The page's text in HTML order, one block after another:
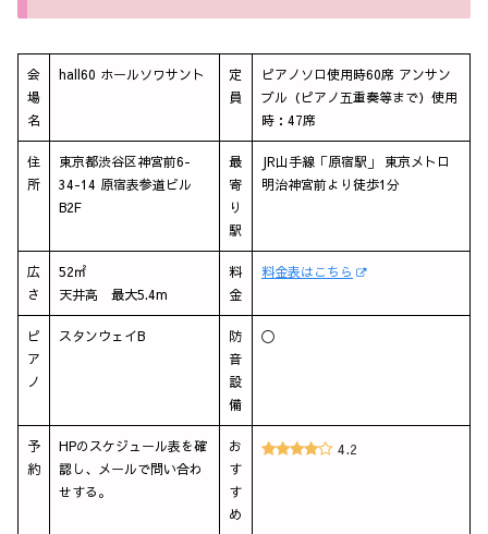
会
場
名
hall60 ホールソワサント
定
員
ピアノソロ使用時60席 アンサン
ブル（ピアノ五重奏等まで）使用
時：47席
住
所
東京都渋谷区神宮前6-
34-14 原宿表参道ビル
B2F
最
寄
り
駅
JR山手線「原宿駅」 東京メトロ
明治神宮前より徒歩1分
広
さ
52㎡
天井高 最大5.4m
料
金
料金表はこちら
ピ
ア
ノ
スタンウェイB
防
音
設
備
〇
予
約
HPのスケジュール表を確
認し、メールで問い合わ
せする。
お
す
す
め
4.2